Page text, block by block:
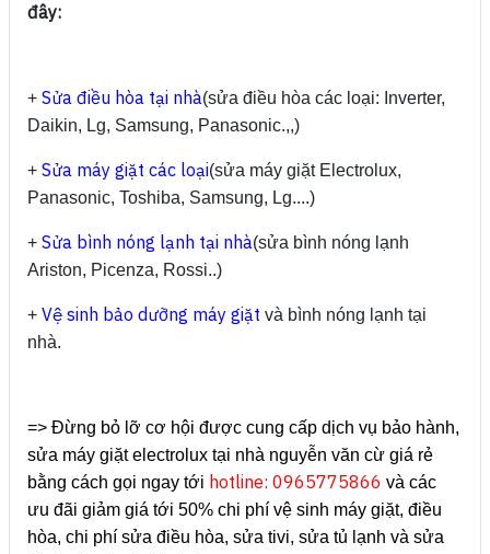
đây:
+ Sửa điều hòa tại nhà(sửa điều hòa các loại: Inverter,
Daikin, Lg, Samsung, Panasonic.,,)
+ Sửa máy giặt các loại(sửa máy giặt Electrolux,
Panasonic, Toshiba, Samsung, Lg....)
+ Sửa bình nóng lạnh tại nhà(sửa bình nóng lạnh
Ariston, Picenza, Rossi..)
+ Vệ sinh bảo dưỡng máy giặt và bình nóng lạnh tại
nhà.
=> Đừng bỏ lỡ cơ hội được cung cấp dịch vụ bảo hành,
sửa máy giặt electrolux tại nhà nguyễn văn cừ giá rẻ
bằng cách gọi ngay tới hotline: 0965775866 và các
ưu đãi giảm giá tới 50% chi phí vệ sinh máy giặt, điều
hòa, chi phí sửa điều hòa, sửa tivi, sửa tủ lạnh và sửa